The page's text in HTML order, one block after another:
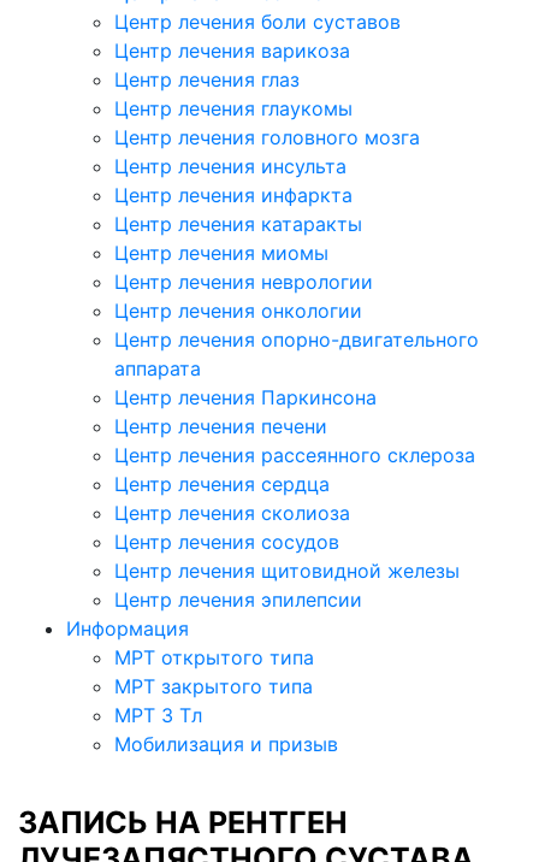
Центр лечения боли суставов
Центр лечения варикоза
Центр лечения глаз
Центр лечения глаукомы
Центр лечения головного мозга
Центр лечения инсульта
Центр лечения инфаркта
Центр лечения катаракты
Центр лечения миомы
Центр лечения неврологии
Центр лечения онкологии
Центр лечения опорно-двигательного
аппарата
Центр лечения Паркинсона
Центр лечения печени
Центр лечения рассеянного склероза
Центр лечения сердца
Центр лечения сколиоза
Центр лечения сосудов
Центр лечения щитовидной железы
Центр лечения эпилепсии
Информация
МРТ открытого типа
МРТ закрытого типа
МРТ 3 Тл
Мобилизация и призыв
ЗАПИСЬ НА РЕНТГЕН